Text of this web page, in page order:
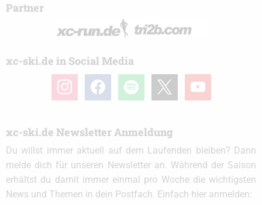
Partner
xc-ski.de in Social Media
instagramfacebook spotify youtube
xc-ski.de Newsletter Anmeldung
Du willst immer aktuell auf dem Laufenden bleiben? Dann
melde dich für unseren Newsletter an. Während der Saison
erhältst du damit immer einmal pro Woche die wichtigsten
News und Themen in dein Postfach. Einfach hier anmelden: